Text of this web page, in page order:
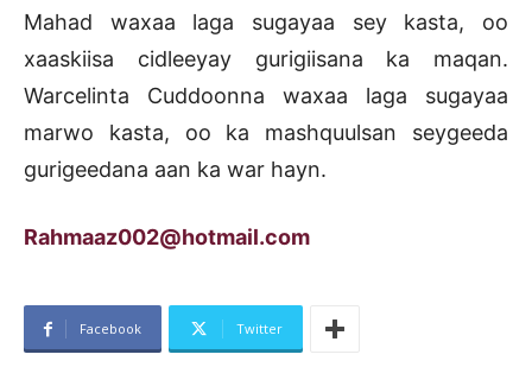
Mahad waxaa laga sugayaa sey kasta, oo
xaaskiisa cidleeyay gurigiisana ka maqan.
Warcelinta Cuddoonna waxaa laga sugayaa
marwo kasta, oo ka mashquulsan seygeeda
gurigeedana aan ka war hayn.
Rahmaaz002@hotmail.com
Facebook Twitter